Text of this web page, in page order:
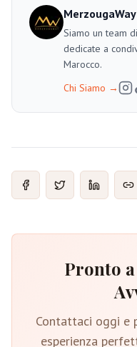
Siamo un team
dedicate a
Marocco.
Chi Siamo →
Pronto
Contattaci oggi e
esperienza